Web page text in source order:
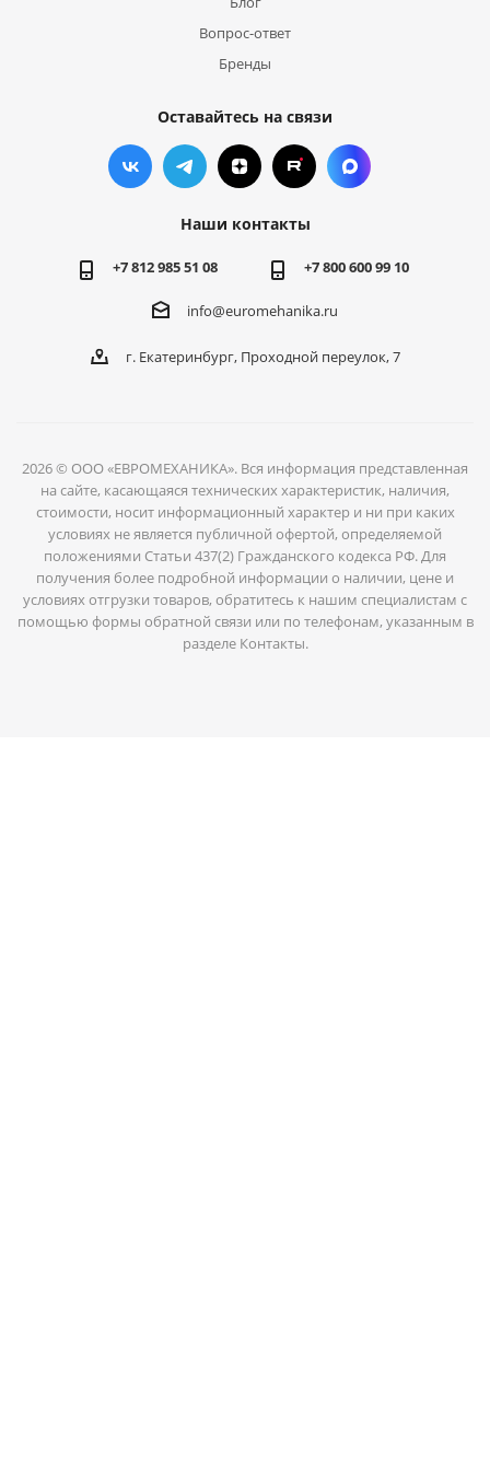
Вопрос-ответ
Бренды
Оставайтесь на связи
Наши контакты
+7 812 985 51 08 +7 800 600 99 10
info@euromehanika.ru
г. Екатеринбург, Проходной переулок, 7
2026 © ООО «ЕВРОМЕХАНИКА». Вся информация представленная
на сайте, касающаяся технических характеристик, наличия,
стоимости, носит информационный характер и ни при каких
условиях не является публичной офертой, определяемой
положениями Статьи 437(2) Гражданского кодекса РФ. Для
получения более подробной информации о наличии, цене и
условиях отгрузки товаров, обратитесь к нашим специалистам с
помощью формы обратной связи или по телефонам, указанным в
разделе Контакты.